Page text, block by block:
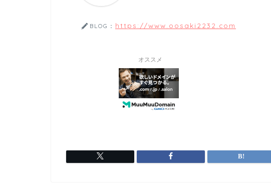
BLOG： https://www.oosaki2232.com
オススメ